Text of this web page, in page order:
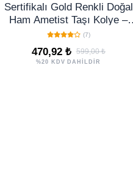
Sertifikalı Gold Renkli Doğal
Ham Ametist Taşı Kolye –
Ruhsal Dinginlik ve Koruma
Taşı
(7)
470,92 ₺ 599,00 ₺
%20 KDV DAHİLDİR